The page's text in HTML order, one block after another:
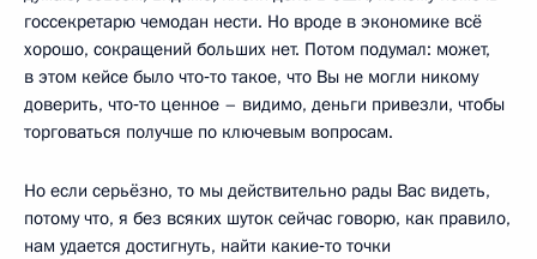
госсекретарю чемодан нести. Но вроде в экономике всё
хорошо, сокращений больших нет. Потом подумал: может,
в этом кейсе было что‑то такое, что Вы не могли никому
доверить, что‑то ценное – видимо, деньги привезли, чтобы
торговаться получше по ключевым вопросам.
Но если серьёзно, то мы действительно рады Вас видеть,
потому что, я без всяких шуток сейчас говорю, как правило,
нам удается достигнуть, найти какие‑то точки